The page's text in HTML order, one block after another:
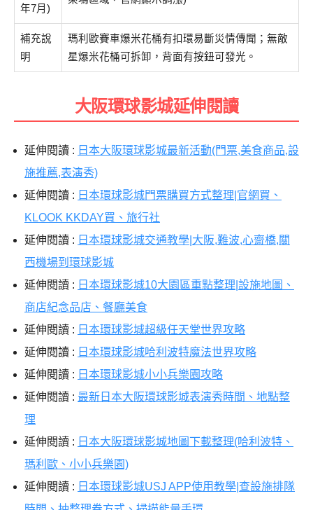
年7月)
補充說
明
瑪利歐賽車爆米花桶有扣環易斷災情傳聞；無敵
星爆米花桶可拆卸，背面有按鈕可發光。
大阪環球影城延伸閱讀
延伸閱讀 : 日本大阪環球影城最新活動(門票,美食商品,設
施推薦,表演秀)
延伸閱讀 : 日本環球影城門票購買方式整理|官網買、
KLOOK KKDAY買、旅行社
延伸閱讀 : 日本環球影城交通教學|大阪,難波,心齋橋,關
西機場到環球影城
延伸閱讀 : 日本環球影城10大園區重點整理|設施地圖、
商店紀念品店、餐廳美食
延伸閱讀 : 日本環球影城超級任天堂世界攻略
延伸閱讀 : 日本環球影城哈利波特魔法世界攻略
延伸閱讀 : 日本環球影城小小兵樂園攻略
延伸閱讀 : 最新日本大阪環球影城表演秀時間、地點整
理
延伸閱讀 : 日本大阪環球影城地圖下載整理(哈利波特、
瑪利歐、小小兵樂園)
延伸閱讀 : 日本環球影城USJ APP使用教學|查設施排隊